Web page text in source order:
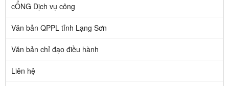
cỔNG Dịch vụ công
Văn bản QPPL tỉnh Lạng Sơn
Văn bản chỉ đạo điều hành
Liên hệ